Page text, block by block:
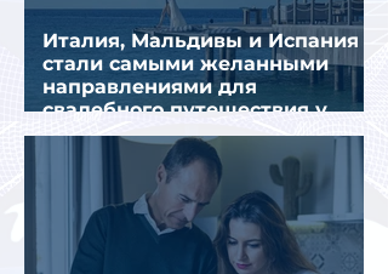
Италия, Мальдивы и Испания
стали самыми желанными
направлениями для
свадебного путешествия у
россиян